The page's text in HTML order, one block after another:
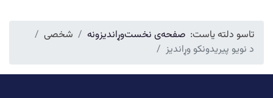
تاسو دلته یاست: صفحه‌ی نخستوړاندیزونه
شخصی
د نویو پیریدونکو وړاندیز